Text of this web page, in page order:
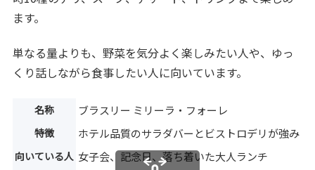
ます。
単なる量よりも、野菜を気分よく楽しみたい人や、ゆっ
くり話しながら食事したい人に向いています。
名称 ブラスリー ミリーラ・フォーレ
特徴 ホテル品質のサラダバーとビストロデリが強み
向いている人 女子会、記念日、落ち着いた大人ランチ